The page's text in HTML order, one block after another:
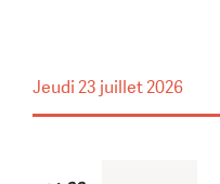
Jeudi 23 juillet 2026